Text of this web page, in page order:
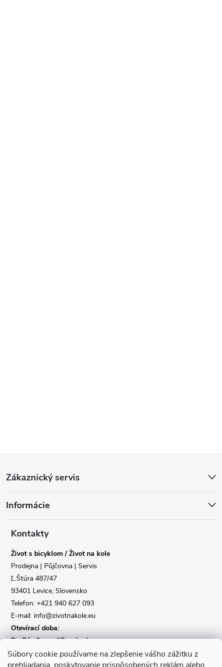
Súbory cookie používame na zlepšenie vášho zážitku z
p
Zákaznický servis
Informácie
Kontakty
Život s bicyklom / Život na kole
Prodejna | Půjčovna | Servis
Ľ.Štúra 487/47
93401 Levice, Slovensko
Telefon: +421 940 627 093
E-mail: info@zivotnakole.eu
Otevírací doba:
Po-Pá : 9,oo - 17,oo hod
So : 9,oo - 12,oo | Ne : Zavřeno